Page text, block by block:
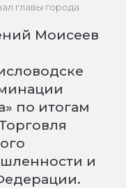
главы города
Моисеев
по итогам
и